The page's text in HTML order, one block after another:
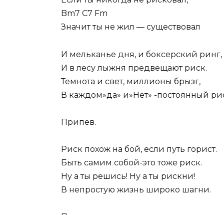
Bm7 C7 Fm
Значит ты не жил — существовал
И мельканье дня, и боксерский ринг,
И в лесу лыжня предвещают риск.
Темнота и свет, миллионы брызг,
В каждом»да» и»Нет» -постоянный
Припев.
Риск похож на бой, если путь горист.
Быть самим собой-это тоже риск.
Ну а ты решись! Ну а ты рискни!
В непростую жизнь широко шагни.